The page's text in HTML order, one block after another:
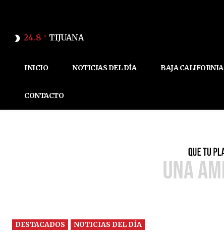
24.8 C TIJUANA
INICIO NOTICIAS DEL DÍA BAJA CALIFORNIA
CONTACTO
DESTACADOS NOTICIAS DEL DÍA